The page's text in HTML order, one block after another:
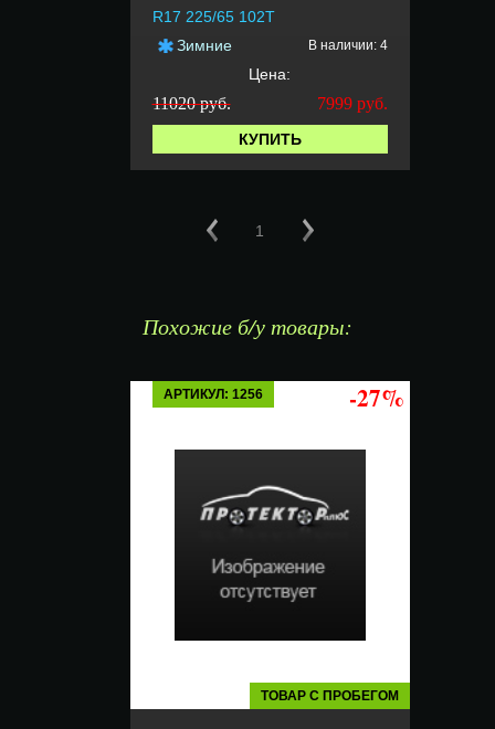
R17 225/65 102T
Зимние
В наличии: 4
Цена:
11020 руб. 7999 руб.
КУПИТЬ
1
Похожие б/у товары:
АРТИКУЛ: 1256 -27%
ТОВАР С ПРОБЕГОМ